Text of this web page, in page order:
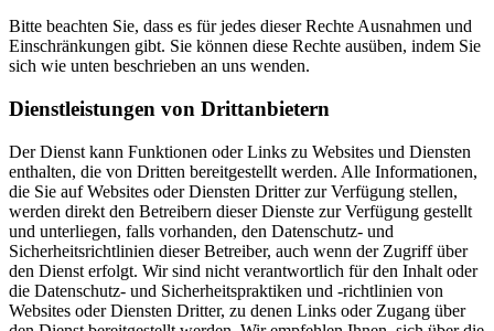
Bitte beachten Sie, dass es für jedes dieser Rechte Ausnahmen und
Einschränkungen gibt. Sie können diese Rechte ausüben, indem Sie
sich wie unten beschrieben an uns wenden.
Dienstleistungen von Drittanbietern
Der Dienst kann Funktionen oder Links zu Websites und Diensten
enthalten, die von Dritten bereitgestellt werden. Alle Informationen,
die Sie auf Websites oder Diensten Dritter zur Verfügung stellen,
werden direkt den Betreibern dieser Dienste zur Verfügung gestellt
und unterliegen, falls vorhanden, den Datenschutz- und
Sicherheitsrichtlinien dieser Betreiber, auch wenn der Zugriff über
den Dienst erfolgt. Wir sind nicht verantwortlich für den Inhalt oder
die Datenschutz- und Sicherheitspraktiken und -richtlinien von
Websites oder Diensten Dritter, zu denen Links oder Zugang über